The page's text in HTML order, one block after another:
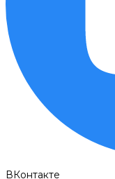
ВКонтакте